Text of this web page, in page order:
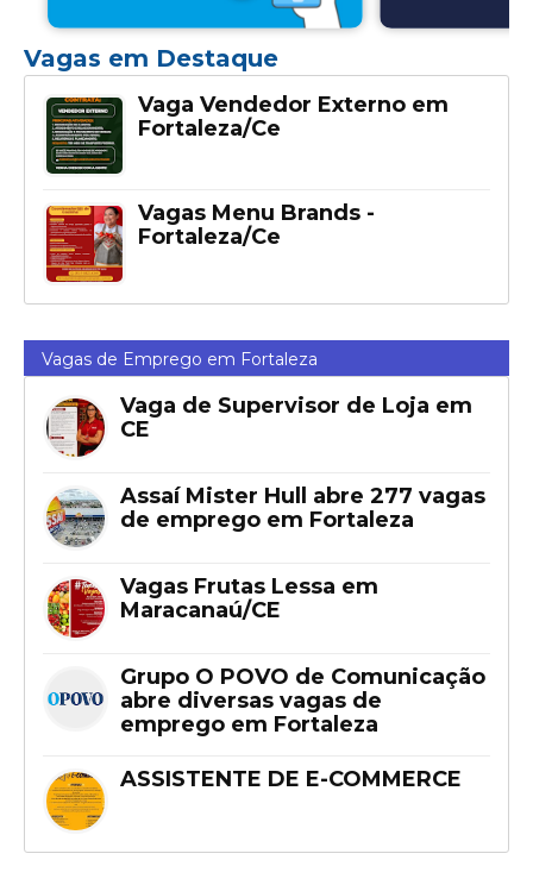
Vagas em Destaque
Vaga Vendedor Externo em
Fortaleza/Ce
Vagas Menu Brands -
Fortaleza/Ce
Vagas de Emprego em Fortaleza
Vaga de Supervisor de Loja em
CE
Assaí Mister Hull abre 277 vagas
de emprego em Fortaleza
Vagas Frutas Lessa em
Maracanaú/CE
Grupo O POVO de Comunicação
abre diversas vagas de
emprego em Fortaleza
ASSISTENTE DE E-COMMERCE